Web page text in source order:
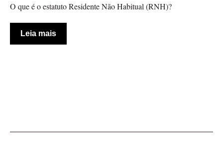
O que é o estatuto Residente Não Habitual (RNH)?
Leia mais